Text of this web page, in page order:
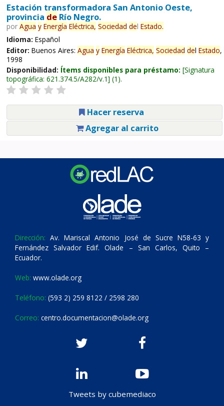
Estación transformadora San Antonio Oeste,
provincia deRío Negro.
por Agua y Energía Eléctrica, Sociedad del Estado.
Idioma: Español
Editor: Buenos Aires: Agua y Energía Eléctrica, Sociedad del Estado,
1998
Disponibilidad: Ítems disponibles para préstamo: Signatura
topográfica: 621.374.5/A282/v.1 (1).
Hacer reserva
Agregar al carrito
Dirección: Av. Mariscal Antonio José de Sucre N58-63 y
Fernández Salvador Edif. Olade – San Carlos, Quito –
Ecuador.
Web: www.olade.org
Teléfono: (593 2) 259 8122 / 2598 280
Correo: centro.documentacion@olade.org
Tweets by cubemediaco